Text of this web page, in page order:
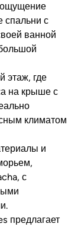
ощущение
спальни с
ванной
этаж, где
на крыше с
климатом
и
с
предлагает